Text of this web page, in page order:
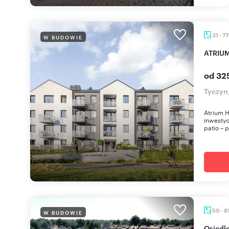
W BUDOWIE 31 - 77
od
Atrium
patio –
W BUDOWIE 50 -